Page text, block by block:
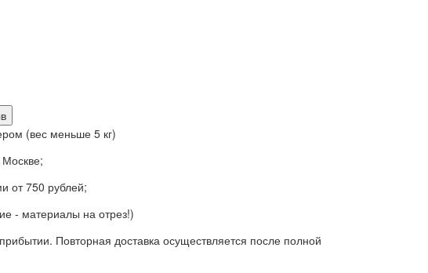
(вес меньше 5 кг)
Москве;
от 750 рублей;
- материалы на отрез!)
Повторная доставка осуществляется после полной